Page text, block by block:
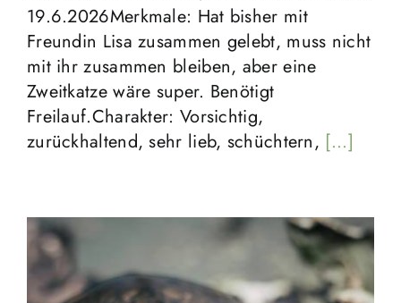
19.6.2026Merkmale: Hat bisher mit
Freundin Lisa zusammen gelebt, muss nicht
mit ihr zusammen bleiben, aber eine
Zweitkatze wäre super. Benötigt
Freilauf.Charakter: Vorsichtig,
zurückhaltend, sehr lieb, schüchtern, [...]